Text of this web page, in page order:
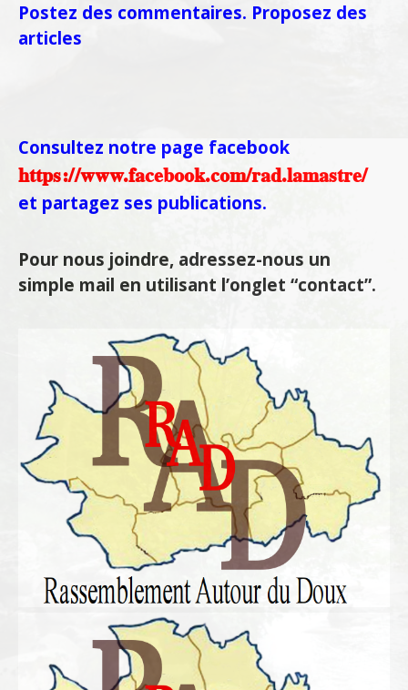
Postez des commentaires. Proposez des
articles
Consultez notre page facebook
https://www.facebook.com/rad.lamastre/
et partagez ses publications.
Pour nous joindre, adressez-nous un
simple mail en utilisant l’onglet “contact”.